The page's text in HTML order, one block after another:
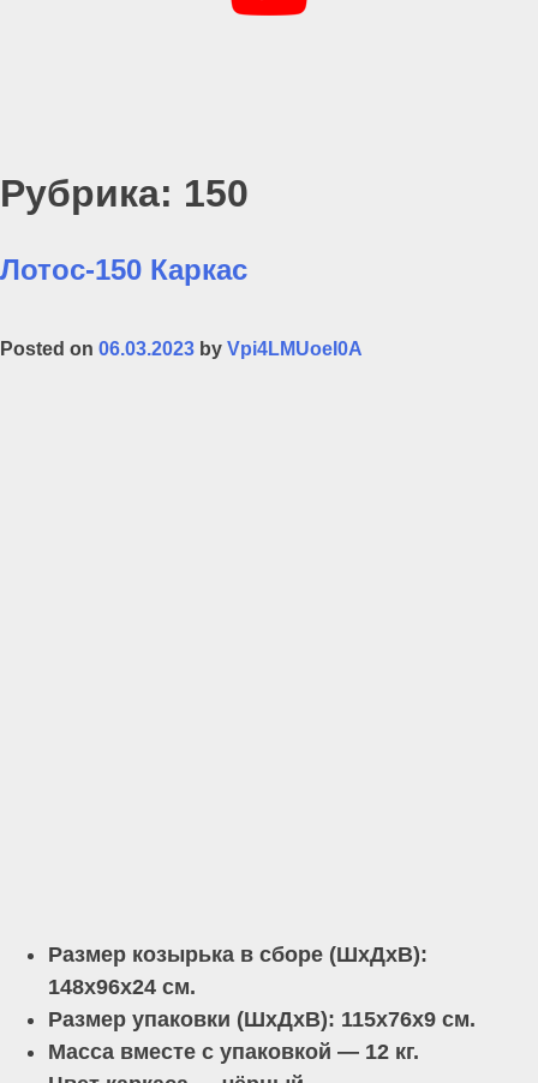
Рубрика: 150
Лотос-150 Каркас
Posted on 06.03.2023 by Vpi4LMUoeI0A
Размер козырька в сборе (ШхДхВ):
148х96х24 см.
Размер упаковки (ШхДхВ): 115х76х9 см.
Масса вместе с упаковкой — 12 кг.